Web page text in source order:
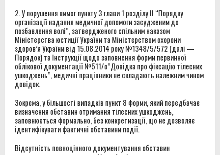
2. У порушення вимог пункту 3 глави 1 розділу II “Порядку
організації надання медичної допомоги засудженим до
позбавлення волі”, затвердженого спільним наказом
Міністерства юстиції України та Міністерством охорони
здоров’я України від 15.08.2014 року №1348/5/572 (далі —
Порядок) та Інструкції щодо заповнення форми первинної
облікової документації №511/о”Довідка про фіксацію тілесних
ушкоджень”, медичні працівники не складають належним чином
довідок.
Зокрема, у більшості випадків пункт 8 форми, який передбачає
визначення обставин отримання тілесних ушкоджень,
заповнюється формально, без конкретизації, що не дозволяє
ідентифікувати фактичні обставини події.
Відсутність повноцінного документування обставин